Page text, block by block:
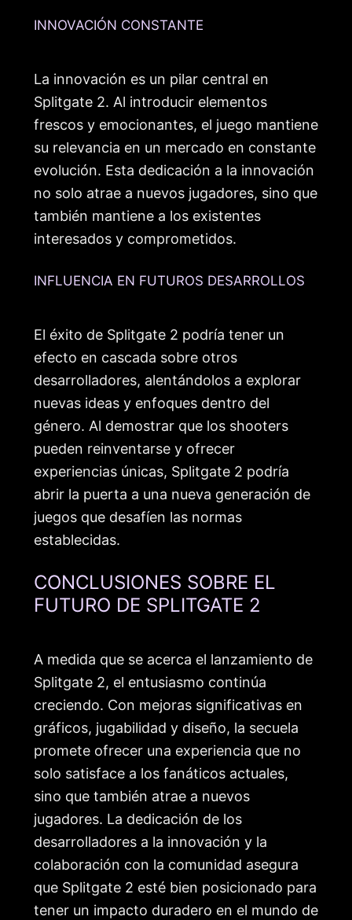
INNOVACIÓN CONSTANTE
La innovación es un pilar central en
Splitgate 2. Al introducir elementos
frescos y emocionantes, el juego mantiene
su relevancia en un mercado en constante
evolución. Esta dedicación a la innovación
no solo atrae a nuevos jugadores, sino que
también mantiene a los existentes
interesados y comprometidos.
INFLUENCIA EN FUTUROS DESARROLLOS
El éxito de Splitgate 2 podría tener un
efecto en cascada sobre otros
desarrolladores, alentándolos a explorar
nuevas ideas y enfoques dentro del
género. Al demostrar que los shooters
pueden reinventarse y ofrecer
experiencias únicas, Splitgate 2 podría
abrir la puerta a una nueva generación de
juegos que desafíen las normas
establecidas.
CONCLUSIONES SOBRE EL
FUTURO DE SPLITGATE 2
A medida que se acerca el lanzamiento de
Splitgate 2, el entusiasmo continúa
creciendo. Con mejoras significativas en
gráficos, jugabilidad y diseño, la secuela
promete ofrecer una experiencia que no
solo satisface a los fanáticos actuales,
sino que también atrae a nuevos
jugadores. La dedicación de los
desarrolladores a la innovación y la
colaboración con la comunidad asegura
que Splitgate 2 esté bien posicionado para
tener un impacto duradero en el mundo de